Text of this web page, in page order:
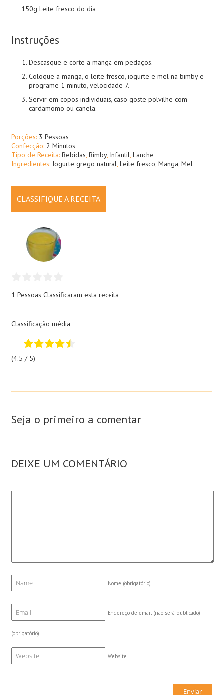
150g Leite fresco do dia
Instruções
Descasque e corte a manga em pedaços.
Coloque a manga, o leite fresco, iogurte e mel na bimby e
programe 1 minuto, velocidade 7.
Servir em copos individuais, caso goste polvilhe com
cardamomo ou canela.
Porções: 3 Pessoas
Confecção: 2 Minutos
Tipo de Receita: Bebidas, Bimby, Infantil, Lanche
Ingredientes: Iogurte grego natural, Leite fresco, Manga, Mel
CLASSIFIQUE A RECEITA
1 Pessoas Classificaram esta receita
Classificação média
(4.5 / 5)
Seja o primeiro a comentar
DEIXE UM COMENTÁRIO
Nome (obrigatório)
Endereço de email (não será publicado)
(obrigatório)
Website